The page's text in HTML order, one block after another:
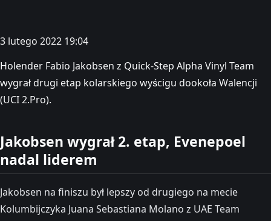
3 lutego 2022 19:04
Holender Fabio Jakobsen z Quick-Step Alpha Vinyl Team
wygrał drugi etap kolarskiego wyścigu dookoła Walencji
(UCI 2.Pro).
Jakobsen wygrał 2. etap, Evenepoel
nadal liderem
Jakobsen na finiszu był lepszy od drugiego na mecie
Kolumbijczyka Juana Sebastiana Molano z UAE Team